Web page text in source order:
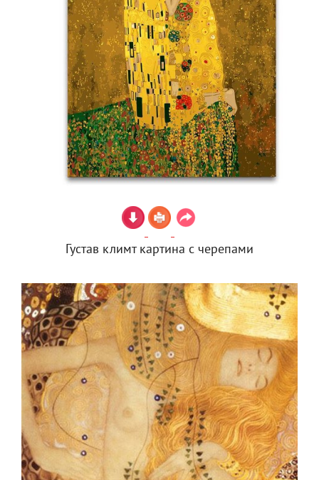
Густав климт картина с черепами